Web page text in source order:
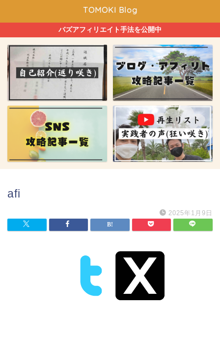
TOMOKI Blog
バズアフィリエイト手法を公開中
afi
2025年1月9日